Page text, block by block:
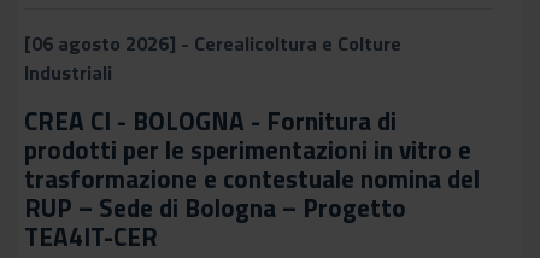
[06 agosto 2026] - Cerealicoltura e Colture
Industriali
CREA CI - BOLOGNA - Fornitura di
prodotti per le sperimentazioni in vitro e
trasformazione e contestuale nomina del
RUP – Sede di Bologna – Progetto
TEA4IT-CER